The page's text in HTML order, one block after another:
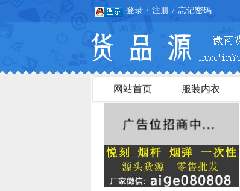
登录 / 注册 / 忘记密码
网站首页 服装内衣